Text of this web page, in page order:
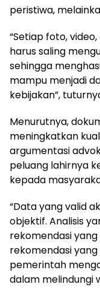
peristiwa,
“Setiap foto,
harus saling
sehingga
mampu menjadi
kebijakan”,
Menurutnya,
meningkatkan
argumentasi
peluang lahirnya
kepada
“Data yang valid
objektif. Analisis
rekomendasi
rekomendasi
pemerintah
dalam melindungi